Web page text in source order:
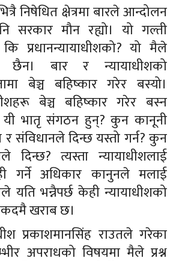
निषेधित क्षेत्रमा बारले आन्दोलन
सरकार मौन रह्यो। यो गल्ती
प्रधानन्यायाधीशको? यो मैले
बार र न्यायाधीशको
बेञ्च बहिष्कार गरेर बस्यो।
बेञ्च बहिष्कार गरेर बस्न
यी भातृ संगठन हुन्? कुन कानूनी
र संविधानले दिन्छ यस्तो गर्न? कुन
दिन्छ? त्यस्ता न्यायाधीशलाई
गर्ने अधिकार कानुनले मलाई
यति भन्नैपर्छ केही न्यायाधीशको
खराब छ।
प्रकाशमानसिंह राउतले गरेका
अपराधको विषयमा मैले प्रश्न